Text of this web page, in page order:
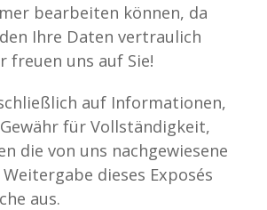
bearbeiten können, da
Ihre Daten vertraulich
freuen uns auf Sie!
auf Informationen,
für Vollständigkeit,
die von uns nachgewiesene
dieses Exposés
aus.